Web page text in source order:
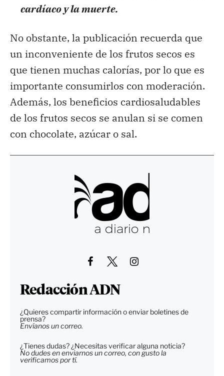
cardíaco y la muerte.
No obstante, la publicación recuerda que
un inconveniente de los frutos secos es
que tienen muchas calorías, por lo que es
importante consumirlos con moderación.
Además, los beneficios cardiosaludables
de los frutos secos se anulan si se comen
con chocolate, azúcar o sal.
Redacción ADN
¿Quieres compartir información o enviar boletines de
prensa?
Envíanos un correo.
¿Tienes dudas? ¿Necesitas verificar alguna noticia?
No dudes en enviarnos un correo, con gusto la
verificamos por tí.